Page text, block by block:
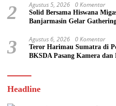
2 Agustus 5, 2026 0 Komentar
Solid Bersama Hiswana
Banjarmasin Gelar
3 Agustus 6, 2026 0 Komentar
Teror Harimau Sumatra di
BKSDA Pasang Kamera dan
Headline